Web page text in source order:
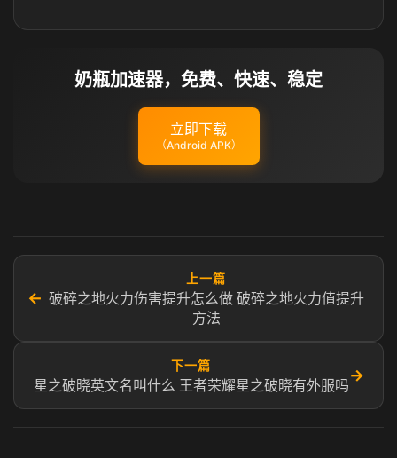
奶瓶加速器，免费、快速、稳定
立即下载
（Android APK）
←
上一篇
破碎之地火力伤害提升怎么做 破碎之地火力值提升
方法
下一篇
星之破晓英文名叫什么 王者荣耀星之破晓有外服吗
→